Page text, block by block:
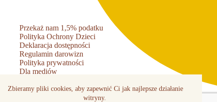
Zbieramy pliki cookies, aby zapewnić Ci jak najlepsze działanie
witryny.
Przekaż nam 1,5% podatku
Polityka Ochrony Dzieci
Deklaracja dostępności
Regulamin darowizn
Polityka prywatności
Dla mediów